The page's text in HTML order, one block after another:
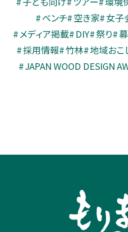
ベンチ 空き家 女子
メディア掲載 DIY 祭り
採用情報 竹林 地域おこ
JAPAN WOOD DESIGN